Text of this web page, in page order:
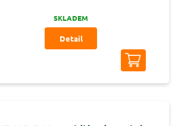
SKLADEM
Detail